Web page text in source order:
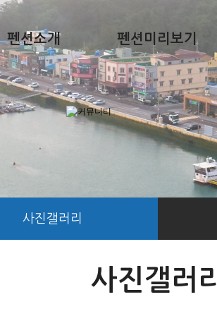
펜션소개 펜션미리보기
사진갤러리
사진갤러리